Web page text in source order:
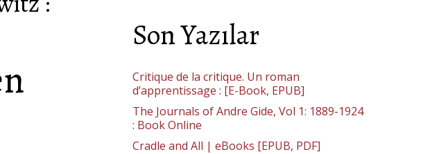
Son Yazılar
Critique de la critique. Un roman
d’apprentissage : [E-Book, EPUB]
The Journals of Andre Gide, Vol 1: 1889-1924
: Book Online
Cradle and All | eBooks [EPUB, PDF]